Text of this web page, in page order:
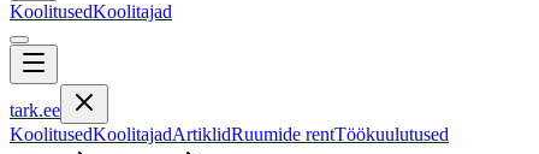
KoolitusedKoolitajad
tark.ee
KoolitusedKoolitajadArtiklidRuumide rentTöökuulutused